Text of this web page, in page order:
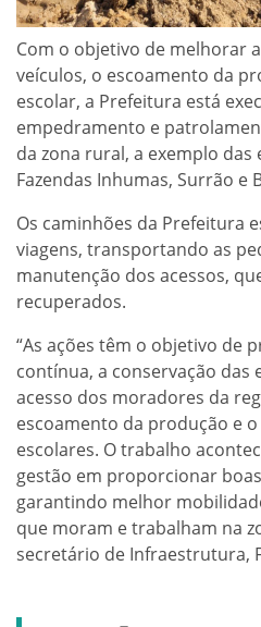
Com o objetivo de melhorar
veículos, o escoamento da
escolar, a Prefeitura está
empedramento e
da zona rural, a exemplo das
Fazendas Inhumas, Surrão e
Os caminhões da Prefeitura
viagens, transportando as
manutenção dos acessos,
recuperados.
“As ações têm o objetivo de
contínua, a conservação das
acesso dos moradores da
escoamento da produção e
escolares. O trabalho
gestão em proporcionar
garantindo melhor
que moram e trabalham na
secretário de Infraestrutura,